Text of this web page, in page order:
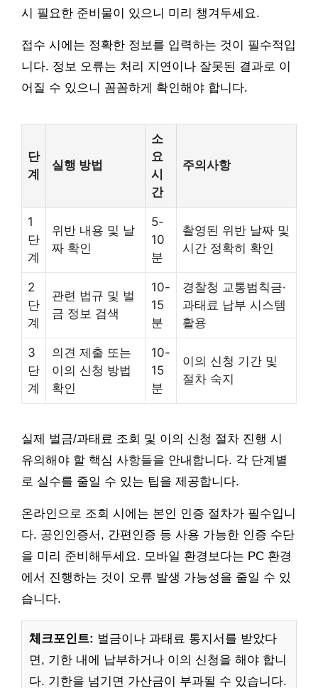
시 필요한 준비물이 있으니 미리 챙겨두세요.
접수 시에는 정확한 정보를 입력하는 것이 필수적입
니다. 정보 오류는 처리 지연이나 잘못된 결과로 이
어질 수 있으니 꼼꼼하게 확인해야 합니다.
단
계
실행 방법
소
요
시
간
주의사항
1
단
계
위반 내용 및 날
짜 확인
5-
10
분
촬영된 위반 날짜 및
시간 정확히 확인
2
단
계
관련 법규 및 벌
금 정보 검색
10-
15
분
경찰청 교통범칙금·
과태료 납부 시스템
활용
3
단
계
의견 제출 또는
이의 신청 방법
확인
10-
15
분
이의 신청 기간 및
절차 숙지
실제 벌금/과태료 조회 및 이의 신청 절차 진행 시
유의해야 할 핵심 사항들을 안내합니다. 각 단계별
로 실수를 줄일 수 있는 팁을 제공합니다.
온라인으로 조회 시에는 본인 인증 절차가 필수입니
다. 공인인증서, 간편인증 등 사용 가능한 인증 수단
을 미리 준비해두세요. 모바일 환경보다는 PC 환경
에서 진행하는 것이 오류 발생 가능성을 줄일 수 있
습니다.
체크포인트: 벌금이나 과태료 통지서를 받았다
면, 기한 내에 납부하거나 이의 신청을 해야 합니
다. 기한을 넘기면 가산금이 부과될 수 있습니다.